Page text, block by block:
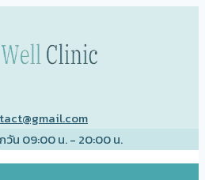
วัน 09:00 น. - 20:00 น.